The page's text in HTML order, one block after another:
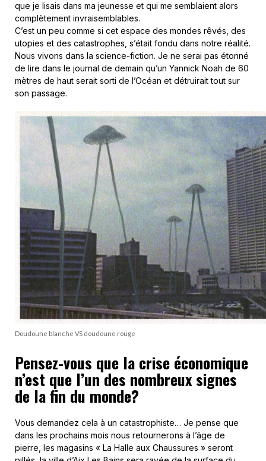
que je lisais dans ma jeunesse et qui me semblaient alors
complètement invraisemblables.
C’est un peu comme si cet espace des mondes rêvés, des
utopies et des catastrophes, s’était fondu dans notre réalité.
Nous vivons dans la science-fiction. Je ne serai pas étonné
de lire dans le journal de demain qu’un Yannick Noah de 60
mètres de haut serait sorti de l’Océan et détruirait tout sur
son passage.
Doudoune blanche VS doudoune rouge
Pensez-vous que la crise économique
n’est que l’un des nombreux signes
de la fin du monde?
Vous demandez cela à un catastrophiste… Je pense que
dans les prochains mois nous retournerons à l’âge de
pierre, les magasins « La Halle aux Chaussures » seront